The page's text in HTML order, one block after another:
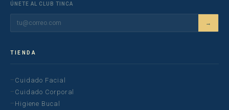
ÚNETE AL CLUB TINCA
→
TIENDA
Cuidado Facial
Cuidado Corporal
Higiene Bucal